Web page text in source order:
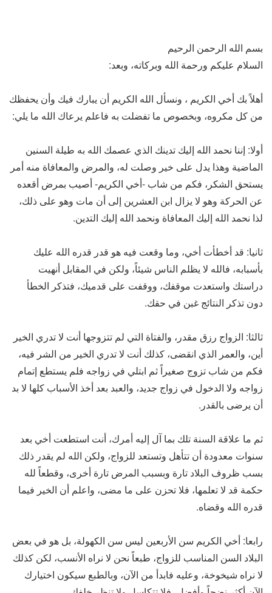
بسم الله الرحمن الرحيم
السلام عليكم ورحمة الله وبركاته، وبعد:
أهلاً بك أخي الكريم ، ونسأل الله الكريم أن يبارك فيك وأن يحفظك
من كل مكروه، وبخصوص ما تفضلت به فاعلم يرعاك الله ما يلي:
أولا: إننا نحمد الله إليك تدينك الذي عصمك الله به طيلة السنين
الماضية وهذا يدل على خير وصلت له، والمرض والمعافاة منه أمر
يستحق الشكر، فكم من شاب -أخي الكريم- أصيب بمرض أقعده
عن الحركة وهو لا يزال ابن العشرين إلى أن مات وهو على ذلك،
لذا نحمد الله إليك المعافاة ونحمد الله إليك التدين.
ثانيا: قد أخطأت أخي، وما وقعت فيه هو قدر قدره الله عليك
بأسبابه، فالله لا يظلم الناس شيئاً، ولكن في المقابل أنهيت
دراستك واستعدت موقفك، ووقفت على قدميك، فتذكر الخطأ
دون تذكر النتائج غبن في حقك.
ثالثا: الزواج رزق مقدر، والفتاة التي لم تتزوجها أنت لا تدري الخير
أين، والعمر الذي انقضى، كذلك أنت لا تدري الخير من الشر فيه،
فكم من شاب تزوج صغيراً ثم ابتلي في زواجه فلم يستطع إتمام
زواجه ولا الدخول في زواج جديد، والعبد بعد أخذ الأسباب كلها لا بد
أن يرضى بالقدر.
ثم ما علاقة السنة تلك بما آل إليه أمرك، أنت استطعت أخي بعد
سنوات معدودة أن تتأهل وتستعد للزواج، ولكن الله لم يقدر ذلك
بسب ظروف البلاد تارة وبسبب المرض تارة أخرى، وقطعاً لله
حكمة قد لا تعلمها، فلا تحزن على ما مضى، واعلم أن الخير فيما
قدره الله وقضاه.
رابعا: أخي الكريم سن الأربعين ليس سن الكهولة، بل هو في بعض
البلاد السن المناسب للزواج، طبعاً نحن لا نراه الأنسب، لكن كذلك
لا نراه شيخوخة، وعليه فابدأ من الآن، وبالطبع سيكون اختيارك